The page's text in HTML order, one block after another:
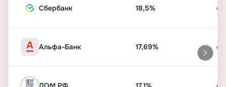
Сбербанк 18,5%
Альфа-Банк 17,69%